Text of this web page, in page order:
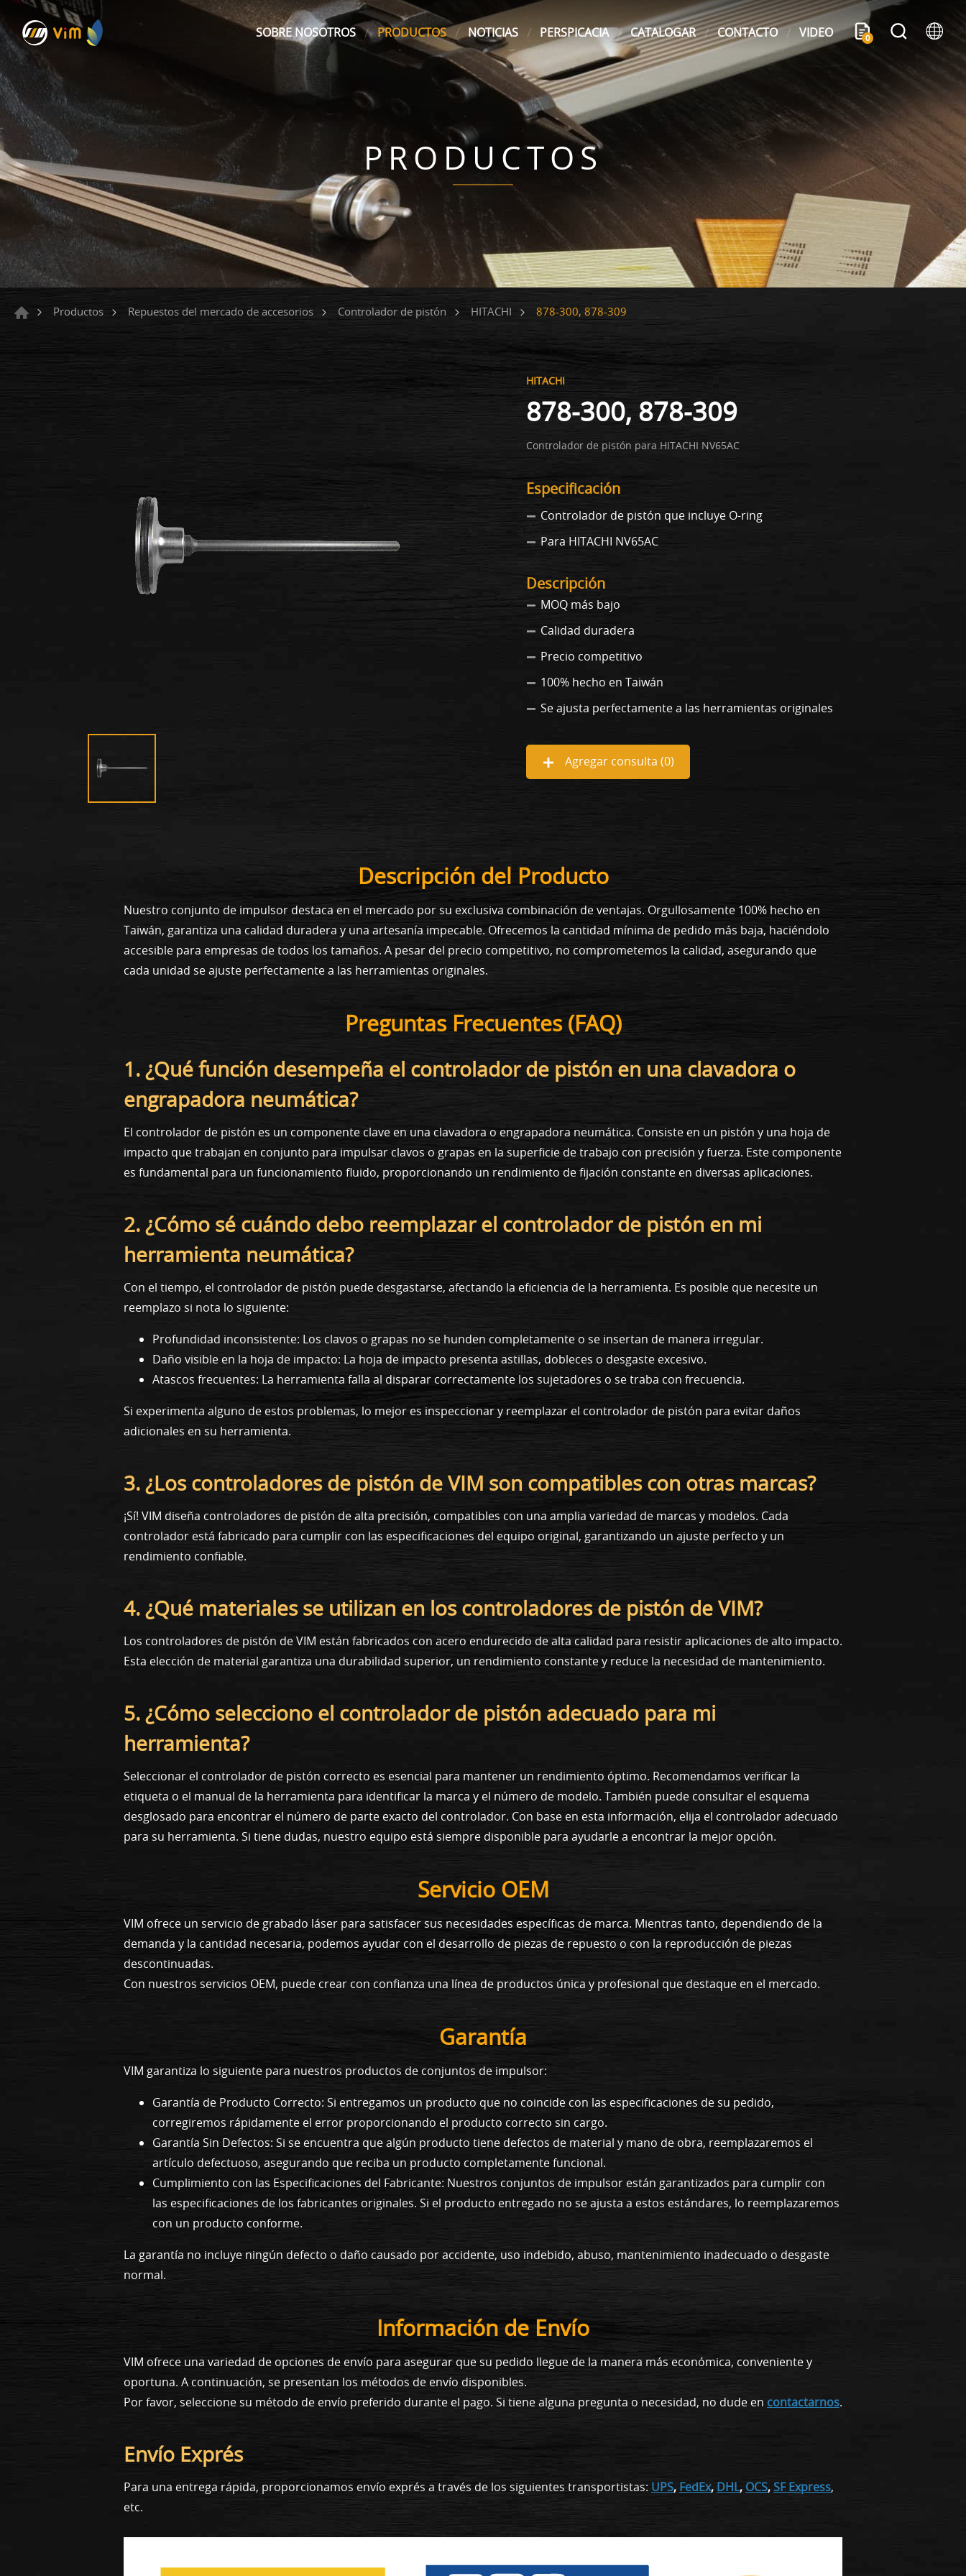
SOBRE NOSOTROS PRODUCTOS NOTICIAS PERSPICACIA CATALOGAR CONTACTO VIDEO 0
PRODUCTOS
Productos Repuestos del mercado de accesorios Controlador de pistón HITACHI 878-300, 878-309
HITACHI
878-300, 878-309
Controlador de pistón para HITACHI NV65AC
Especificación
Controlador de pistón que incluye O-ring
Para HITACHI NV65AC
Descripción
MOQ más bajo
Calidad duradera
Precio competitivo
100% hecho en Taiwán
Se ajusta perfectamente a las herramientas originales
Agregar consulta (0)
Descripción del Producto
Nuestro conjunto de impulsor destaca en el mercado por su exclusiva combinación de ventajas. Orgullosamente 100% hecho en
Taiwán, garantiza una calidad duradera y una artesanía impecable. Ofrecemos la cantidad mínima de pedido más baja, haciéndolo
accesible para empresas de todos los tamaños. A pesar del precio competitivo, no comprometemos la calidad, asegurando que
cada unidad se ajuste perfectamente a las herramientas originales.
Preguntas Frecuentes (FAQ)
1. ¿Qué función desempeña el controlador de pistón en una clavadora o
engrapadora neumática?
El controlador de pistón es un componente clave en una clavadora o engrapadora neumática. Consiste en un pistón y una hoja de
impacto que trabajan en conjunto para impulsar clavos o grapas en la superficie de trabajo con precisión y fuerza. Este componente
es fundamental para un funcionamiento fluido, proporcionando un rendimiento de fijación constante en diversas aplicaciones.
2. ¿Cómo sé cuándo debo reemplazar el controlador de pistón en mi
herramienta neumática?
Con el tiempo, el controlador de pistón puede desgastarse, afectando la eficiencia de la herramienta. Es posible que necesite un
reemplazo si nota lo siguiente:
Profundidad inconsistente: Los clavos o grapas no se hunden completamente o se insertan de manera irregular.
Daño visible en la hoja de impacto: La hoja de impacto presenta astillas, dobleces o desgaste excesivo.
Atascos frecuentes: La herramienta falla al disparar correctamente los sujetadores o se traba con frecuencia.
Si experimenta alguno de estos problemas, lo mejor es inspeccionar y reemplazar el controlador de pistón para evitar daños
adicionales en su herramienta.
3. ¿Los controladores de pistón de VIM son compatibles con otras marcas?
¡Sí! VIM diseña controladores de pistón de alta precisión, compatibles con una amplia variedad de marcas y modelos. Cada
controlador está fabricado para cumplir con las especificaciones del equipo original, garantizando un ajuste perfecto y un
rendimiento confiable.
4. ¿Qué materiales se utilizan en los controladores de pistón de VIM?
Los controladores de pistón de VIM están fabricados con acero endurecido de alta calidad para resistir aplicaciones de alto impacto.
Esta elección de material garantiza una durabilidad superior, un rendimiento constante y reduce la necesidad de mantenimiento.
5. ¿Cómo selecciono el controlador de pistón adecuado para mi
herramienta?
Seleccionar el controlador de pistón correcto es esencial para mantener un rendimiento óptimo. Recomendamos verificar la
etiqueta o el manual de la herramienta para identificar la marca y el número de modelo. También puede consultar el esquema
desglosado para encontrar el número de parte exacto del controlador. Con base en esta información, elija el controlador adecuado
para su herramienta. Si tiene dudas, nuestro equipo está siempre disponible para ayudarle a encontrar la mejor opción.
Servicio OEM
VIM ofrece un servicio de grabado láser para satisfacer sus necesidades específicas de marca. Mientras tanto, dependiendo de la
demanda y la cantidad necesaria, podemos ayudar con el desarrollo de piezas de repuesto o con la reproducción de piezas
descontinuadas.
Con nuestros servicios OEM, puede crear con confianza una línea de productos única y profesional que destaque en el mercado.
Garantía
VIM garantiza lo siguiente para nuestros productos de conjuntos de impulsor:
Garantía de Producto Correcto: Si entregamos un producto que no coincide con las especificaciones de su pedido,
corregiremos rápidamente el error proporcionando el producto correcto sin cargo.
Garantía Sin Defectos: Si se encuentra que algún producto tiene defectos de material y mano de obra, reemplazaremos el
artículo defectuoso, asegurando que reciba un producto completamente funcional.
Cumplimiento con las Especificaciones del Fabricante: Nuestros conjuntos de impulsor están garantizados para cumplir con
las especificaciones de los fabricantes originales. Si el producto entregado no se ajusta a estos estándares, lo reemplazaremos
con un producto conforme.
La garantía no incluye ningún defecto o daño causado por accidente, uso indebido, abuso, mantenimiento inadecuado o desgaste
normal.
Información de Envío
VIM ofrece una variedad de opciones de envío para asegurar que su pedido llegue de la manera más económica, conveniente y
oportuna. A continuación, se presentan los métodos de envío disponibles.
Por favor, seleccione su método de envío preferido durante el pago. Si tiene alguna pregunta o necesidad, no dude en contactarnos.
Envío Exprés
Para una entrega rápida, proporcionamos envío exprés a través de los siguientes transportistas: UPS, FedEx, DHL, OCS,SF Express,
etc.